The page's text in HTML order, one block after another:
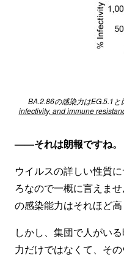
BA.2.86の感染力はEG.5.1
infectivity, and immune
——それは朗報ですね。
ウイルスの詳しい性質
ろなので一概に言えま
の感染能力はそれほど高
しかし、集団で人がい
力だけではなくて、そ